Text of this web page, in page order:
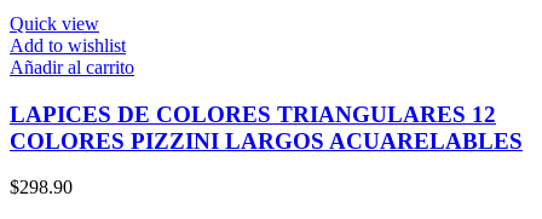
Quick view
Add to wishlist
Añadir al carrito
LAPICES DE COLORES TRIANGULARES 12
COLORES PIZZINI LARGOS ACUARELABLES
$298.90